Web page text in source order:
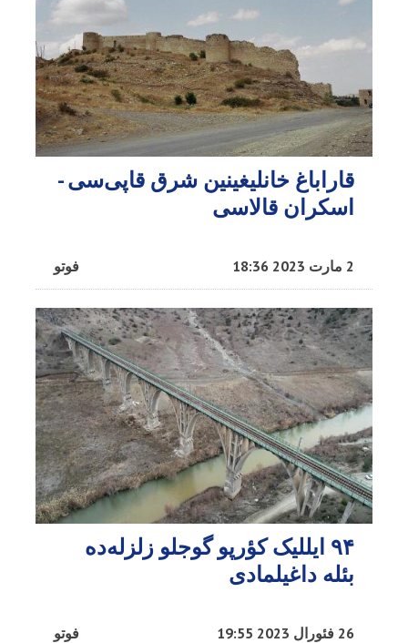
قاراباغ خانلیغینین شرق قاپی‌سی -
اسکران قالاسی
فوتو 2 مارت 2023 18:36
۹۴ ایللیک کؤرپو گوجلو زلزله‌ده
بئله داغیلمادی
فوتو 26 فئورال 2023 19:55